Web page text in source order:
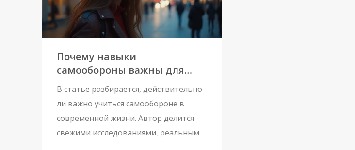
Почему навыки
самообороны важны для
каждой женщины:
современный взгляд
В статье разбирается, действительно
ли важно учиться самообороне в
современной жизни. Автор делится
свежими исследованиями, реальными